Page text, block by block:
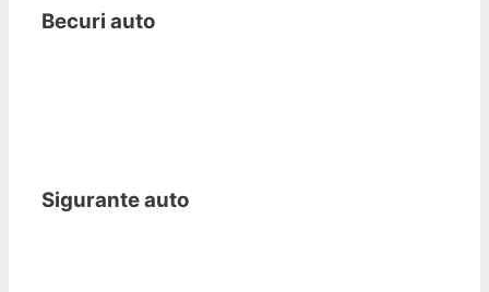
Becuri auto
Sigurante auto